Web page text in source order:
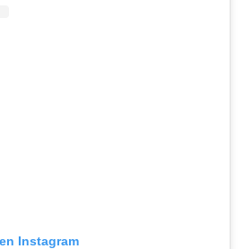
Instagram